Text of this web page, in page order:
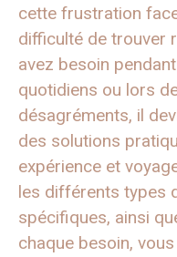
cette frustration
difficulté de trouver
avez besoin
quotidiens ou lors
désagréments, il
des solutions
expérience et
les différents types
spécifiques, ainsi
chaque besoin,